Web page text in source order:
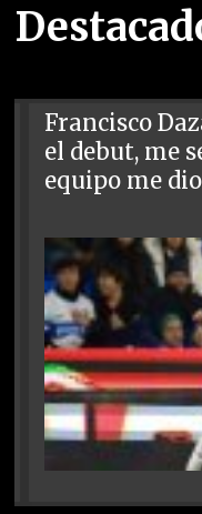
Francisco
el debut, me
equipo me